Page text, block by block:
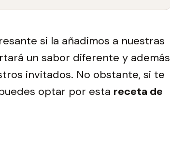
si la añadimos a nuestras
un sabor diferente y además
invitados. No obstante, si te
optar por esta receta de